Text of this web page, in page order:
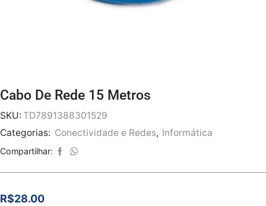
Cabo De Rede 15 Metros
SKU: TD7891388301529
Categorias: Conectividade e Redes, Informática
Compartilhar:
R$28.00